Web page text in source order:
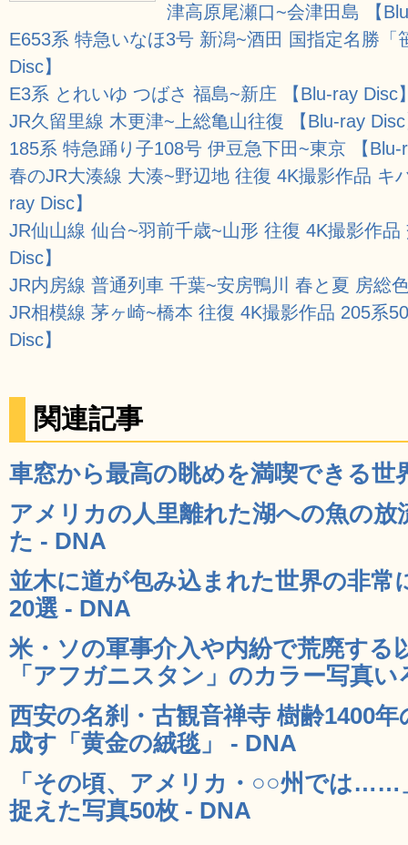
津高原尾瀬口~会津田島 【
E653系 特急いなほ3号 新潟~酒田 国指定名勝「
Disc】
E3系 とれいゆ つばさ 福島~新庄 【Blu-ray Disc
JR久留里線 木更津~上総亀山往復 【Blu-ray
185系 特急踊り子108号 伊豆急下田~東京 【Blu-
春のJR大湊線 大湊~野辺地 往復 4K撮影作品 キ
ray Disc】
JR仙山線 仙台~羽前千歳~山形 往復 4K撮影作
Disc】
JR内房線 普通列車 千葉~安房鴨川 春と夏 房総
JR相模線 茅ヶ崎~橋本 往復 4K撮影作品 205系
Disc】
関連記事
車窓から最高の眺めを満喫できる世
アメリカの人里離れた湖への魚の放
た - DNA
並木に道が包み込まれた世界の非常
20選 - DNA
米・ソの軍事介入や内紛で荒廃する
「アフガニスタン」のカラー写真
西安の名刹・古観音禅寺 樹齢1400
成す「黄金の絨毯」 - DNA
「その頃、アメリカ・○○州では……
捉えた写真50枚 - DNA